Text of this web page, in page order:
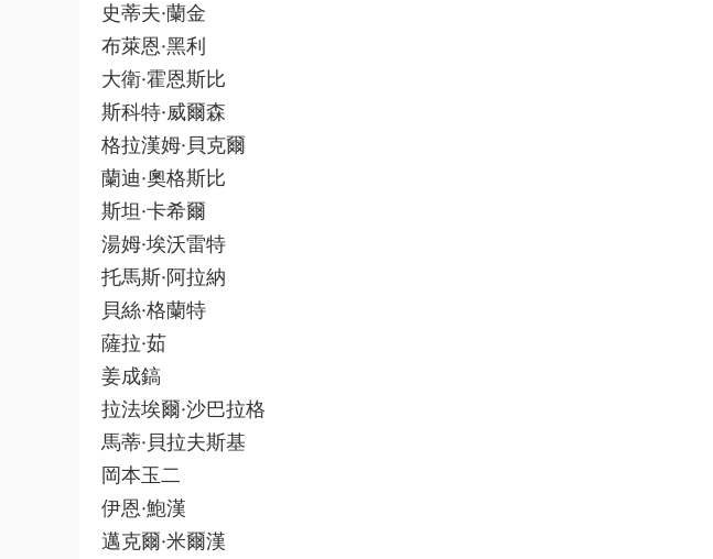
史蒂夫·蘭金
布萊恩·黑利
大衛·霍恩斯比
斯科特·威爾森
格拉漢姆·貝克爾
蘭迪·奧格斯比
斯坦·卡希爾
湯姆·埃沃雷特
托馬斯·阿拉納
貝絲·格蘭特
薩拉·茹
姜成鎬
拉法埃爾·沙巴拉格
馬蒂·貝拉夫斯基
岡本玉二
伊恩·鮑漢
邁克爾·米爾漢